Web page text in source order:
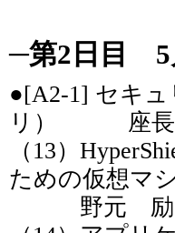
─第2日目 5
●[A2-1] セキュ
リ） 座長：
（13）
ための仮想マ
野元 励，